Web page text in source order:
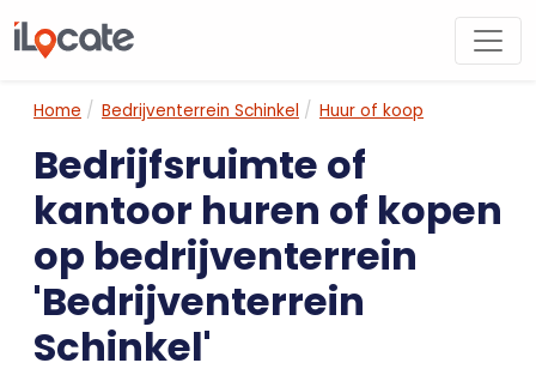
Home Bedrijventerrein Schinkel Huur of koop
Bedrijfsruimte of
kantoor huren of kopen
op bedrijventerrein
'Bedrijventerrein
Schinkel'